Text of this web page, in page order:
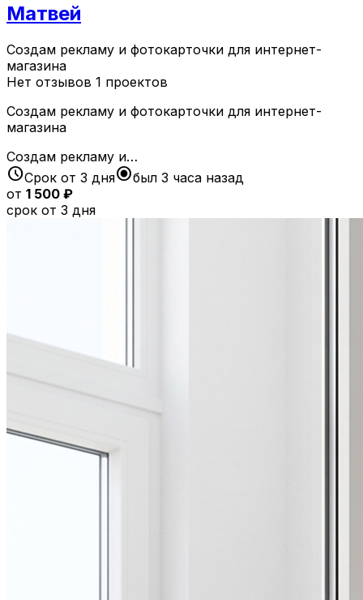
Матвей
Создам рекламу и фотокарточки для интернет-
магазина
Нет отзывов 1 проектов
Создам рекламу и фотокарточки для интернет-
магазина
Создам рекламу и…
scheduleСрок от 3 дняradio_button_checkedбыл 3 часа назад
от 1 500 ₽
срок от 3 дня